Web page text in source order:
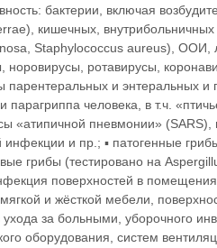
бактерии, включая
кишечных,
Staphylococcus aureus), ООИ,
норовирусы, ротавирусы,
парентеральных и энтеральных и
человека, в т.ч.
«атипичной пневмонии» (SARS),
инфекции и пр.; ▪ патогенные
грибы (тестировано на
поверхностей в
и жёсткой мебели,
ухода за больными, уборочного
оборудования, систем